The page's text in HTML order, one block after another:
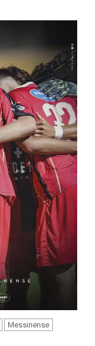
Messinense